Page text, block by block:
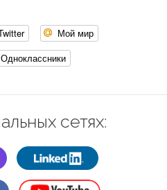
Мой мир
Одноклассники
сетях: